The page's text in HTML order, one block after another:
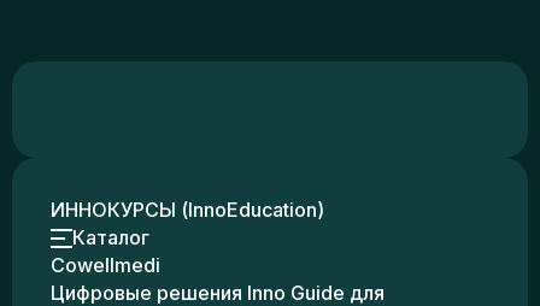
ИННОКУРСЫ (InnoEducation)
Каталог
Cowellmedi
Цифровые решения Inno Guide для